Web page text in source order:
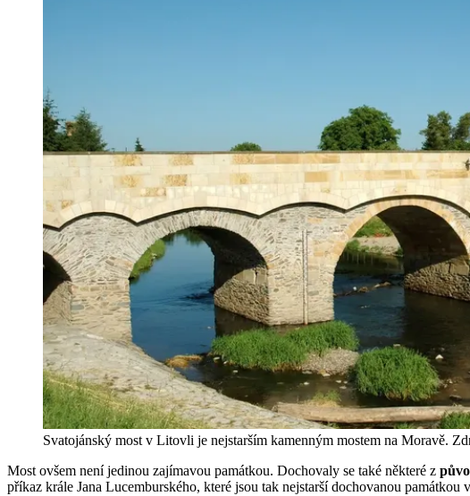
Svatojánský most v Litovli je nejstarším kamenným mostem na Moravě.
Most ovšem není jedinou zajímavou památkou. Dochovaly se také některé z
příkaz krále Jana Lucemburského, které jsou tak nejstarší dochovanou památkou